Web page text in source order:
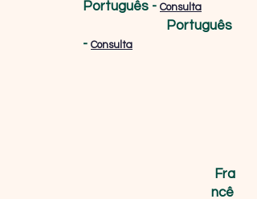
Português - Consulta
Português
- Consulta
Fra
ncê